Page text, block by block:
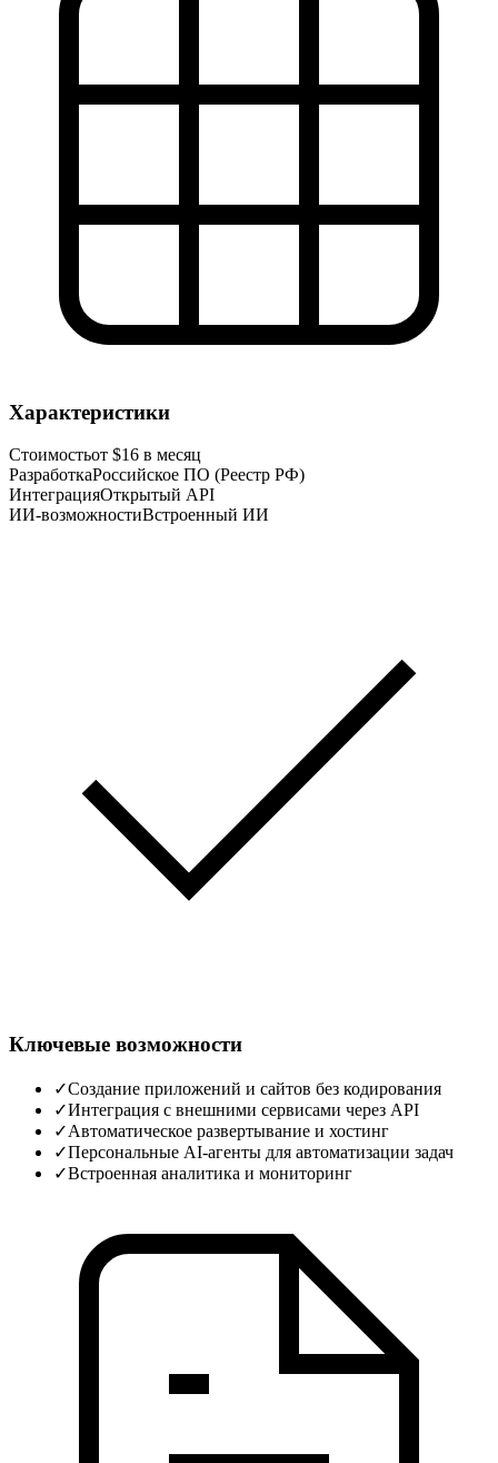
Характеристики
Стоимостьот $16 в месяц
РазработкаРоссийское ПО (Реестр РФ)
ИнтеграцияОткрытый API
ИИ-возможностиВстроенный ИИ
Ключевые возможности
✓Создание приложений и сайтов без кодирования
✓Интеграция с внешними сервисами через API
✓Автоматическое развертывание и хостинг
✓Персональные AI‑агенты для автоматизации задач
✓Встроенная аналитика и мониторинг